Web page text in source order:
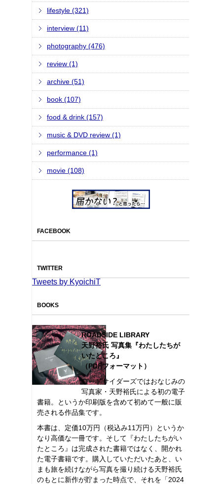
lifestyle (321)
interview (11)
photography (476)
review (1)
archive (51)
book (107)
food & drink (157)
music & DVD review (1)
performance (1)
movie (108)
FACEBOOK
TWITTER
Tweets by KyoichiT
BOOKS
ROADSIDE LIBRARY
天野裕氏 写真集『わたしたちが
いたところ』
（PDFフォーマット）
ロードサイダーズではおなじみの
写真家・天野裕氏による初の電子
書籍。というか印刷版を含めて初めて一般に販
売される作品集です。
本書は、定価10万円（税込み11万円）というか
なり高価な一冊です。そして『わたしたちがい
たところ』は完成された書籍ではなく、開かれ
た電子書籍です。購入していただいたあと、い
まも旅を続けながら写真を撮り続ける天野裕氏
のもとに新作が貯まった時点で、それを「2024